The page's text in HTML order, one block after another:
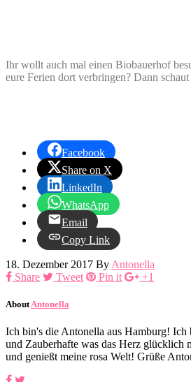
Ihr wollt auch mal einen Biobauerhof
eure Ferien dort verbringen? Dann schaut
Facebook
Share on X
LinkedIn
WhatsApp
Email
Copy Link
18. Dezember 2017 By Antonella
Share
Tweet Pin it +1
About Antonella
Ich bin's die Antonella aus Hamburg! Ich
und Zauberhafte was das Herz glücklich
und genießt meine rosa Welt! Grüße